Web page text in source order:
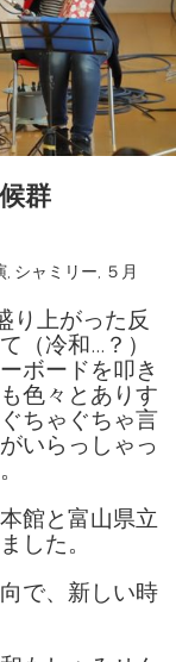
群
, シャミリー, ５月
り上がった反
（冷和…？）
ボードを叩き
色々とありす
ちゃぐちゃ言
いらっしゃっ
館と富山県立
した。
で、新しい時